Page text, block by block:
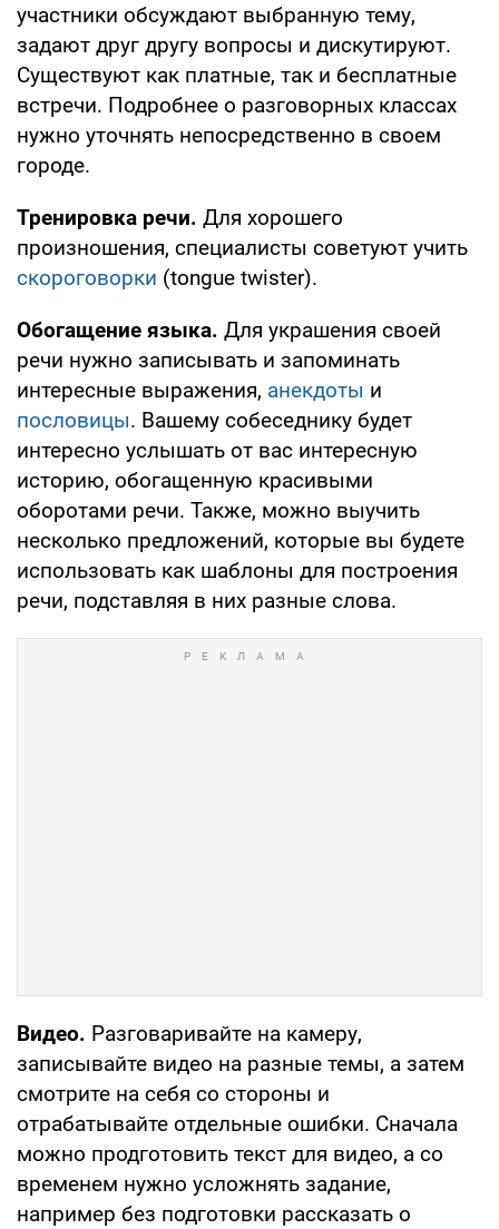
участники обсуждают выбранную тему,
задают друг другу вопросы и дискутируют.
Существуют как платные, так и бесплатные
встречи. Подробнее о разговорных классах
нужно уточнять непосредственно в своем
городе.
Тренировка речи. Для хорошего
произношения, специалисты советуют учить
скороговорки (tongue twister).
Обогащение языка. Для украшения своей
речи нужно записывать и запоминать
интересные выражения, анекдоты и
пословицы. Вашему собеседнику будет
интересно услышать от вас интересную
историю, обогащенную красивыми
оборотами речи. Также, можно выучить
несколько предложений, которые вы будете
использовать как шаблоны для построения
речи, подставляя в них разные слова.
Видео. Разговаривайте на камеру,
записывайте видео на разные темы, а затем
смотрите на себя со стороны и
отрабатывайте отдельные ошибки. Сначала
можно продготовить текст для видео, а со
временем нужно усложнять задание,
например без подготовки рассказать о